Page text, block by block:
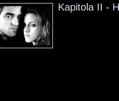
Kapitola II -